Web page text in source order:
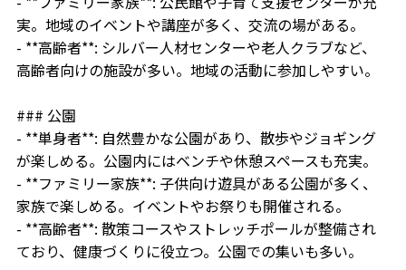
実。地域のイベントや講座が多く、交流の場がある。
- **高齢者**: シルバー人材センターや老人クラブなど、
高齢者向けの施設が多い。地域の活動に参加しやすい。
### 公園
- **単身者**: 自然豊かな公園があり、散歩やジョギング
が楽しめる。公園内にはベンチや休憩スペースも充実。
- **ファミリー家族**: 子供向け遊具がある公園が多く、
家族で楽しめる。イベントやお祭りも開催される。
- **高齢者**: 散策コースやストレッチポールが整備され
ており、健康づくりに役立つ。公園での集いも多い。